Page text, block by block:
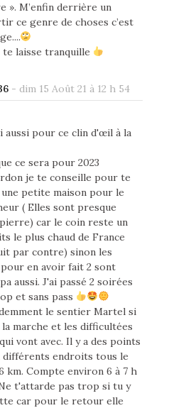
». M’enfin derrière un
ce genre de choses c’est
laisse tranquille
- dim 15 Août 21 à 12 h 54
aussi pour ce clin d'œil à la
ce sera pour 2023
je te conseille pour te
petite maison pour le
( Elles sont presque
car le coin reste un
le plus chaud de France
par contre) sinon les
en avoir fait 2 sont
aussi. J'ai passé 2 soirées
et sans pass
le sentier Martel si
la marche et les difficultées
vont avec. Il y a des points
différents endroits tous le
km. Compte environ 6 à 7 h
t'attarde pas trop si tu y
car pour le retour elle